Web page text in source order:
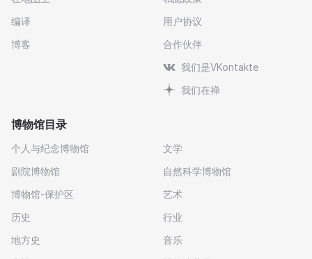
编译
博客
用户协议
合作伙伴
我们是VKontakte
我们在禅
博物馆目录
个人与纪念博物馆
剧院博物馆
博物馆-保护区
历史
地方史
文学
自然科学博物馆
艺术
行业
音乐